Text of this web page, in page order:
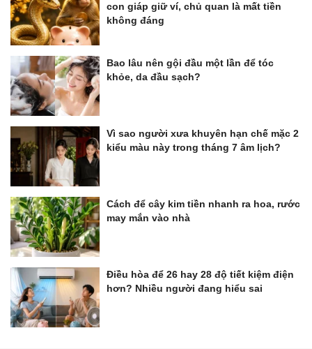
con giáp giữ ví, chủ quan là mất tiền
không đáng
Bao lâu nên gội đầu một lần để tóc
khỏe, da đầu sạch?
Vì sao người xưa khuyên hạn chế mặc 2
kiểu màu này trong tháng 7 âm lịch?
Cách để cây kim tiền nhanh ra hoa, rước
may mắn vào nhà
Điều hòa để 26 hay 28 độ tiết kiệm điện
hơn? Nhiều người đang hiểu sai